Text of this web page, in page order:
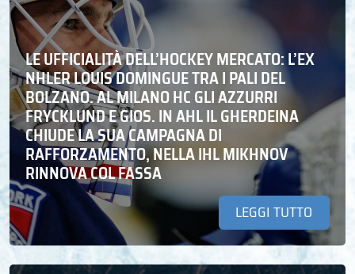
LE UFFICIALITÀ DELL’HOCKEY MERCATO: L’EX
NHLER LOUIS DOMINGUE TRA I PALI DEL
BOLZANO. AL MILANO HC GLI AZZURRI
FRYCKLUND E GIOS. IN AHL IL GHERDEINA
CHIUDE LA SUA CAMPAGNA DI
RAFFORZAMENTO, NELLA IHL MIKHNOV
RINNOVA COL FASSA
LEGGI TUTTO